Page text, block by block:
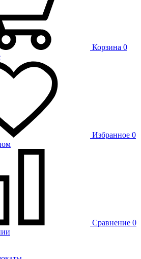
Корзина 0
Избранное 0
Сравнение 0